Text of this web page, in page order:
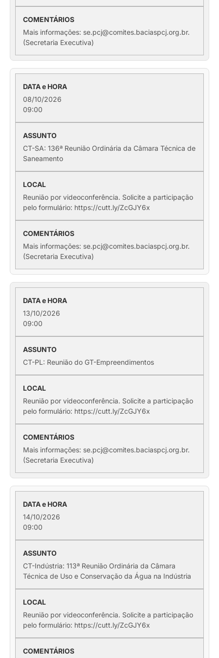
Mais informações: se.pcj@comites.baciaspcj.org.br.
(Secretaria Executiva)
08/10/2026
09:00
CT-SA: 136ª Reunião Ordinária da Câmara Técnica de
Saneamento
Reunião por videoconferência. Solicite a participação
pelo formulário: https://cutt.ly/ZcGJY6x
Mais informações: se.pcj@comites.baciaspcj.org.br.
(Secretaria Executiva)
13/10/2026
09:00
CT-PL: Reunião do GT-Empreendimentos
Reunião por videoconferência. Solicite a participação
pelo formulário: https://cutt.ly/ZcGJY6x
Mais informações: se.pcj@comites.baciaspcj.org.br.
(Secretaria Executiva)
14/10/2026
09:00
CT-Indústria: 113ª Reunião Ordinária da Câmara
Técnica de Uso e Conservação da Água na Indústria
Reunião por videoconferência. Solicite a participação
pelo formulário: https://cutt.ly/ZcGJY6x